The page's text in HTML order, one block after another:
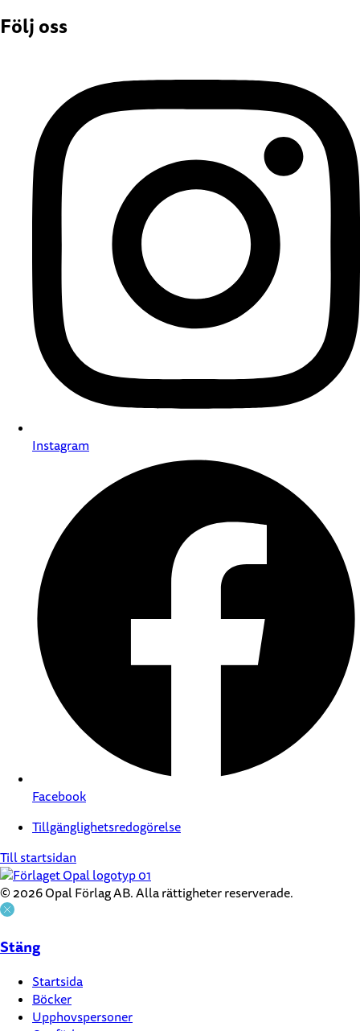
Följ oss
Instagram
Facebook
Tillgänglighetsredogörelse
Till startsidan
© 2026 Opal Förlag AB. Alla rättigheter reserverade.
Stäng
Startsida
Böcker
Upphovspersoner